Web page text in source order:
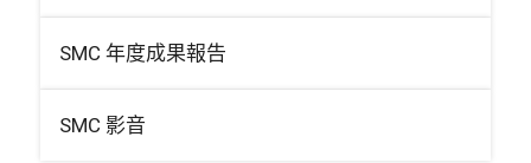
SMC 年度成果報告
SMC 影音